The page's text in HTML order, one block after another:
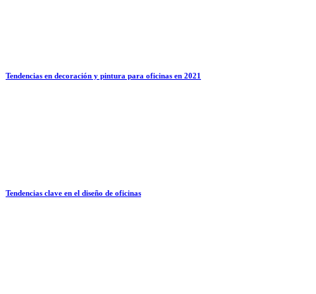
Tendencias en decoración y pintura para oficinas en 2021
Tendencias clave en el diseño de oficinas